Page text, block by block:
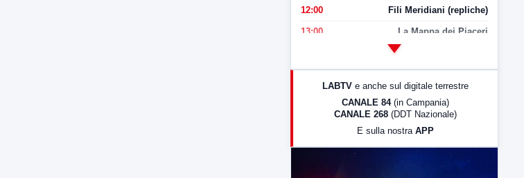
12:00 Fili Meridiani (repliche)
13:00 La Mappa dei Piaceri
LabNews (Diretta)
LABTV e anche sul digitale terrestre
CANALE 84 (in Campania)
CANALE 268 (DDT Nazionale)
E sulla nostra APP